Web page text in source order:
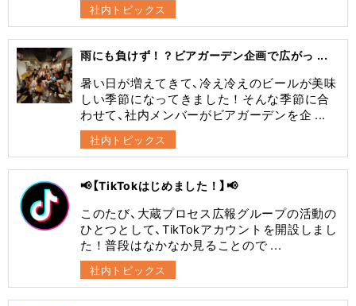
社内トピックス
雨にも負けず！？ビアガーデン企画で広がっ ...
暑い日が増えてきて、冷え冷えのビールが美味
しい季節になってきました！そんな季節に合
わせて、社内メンバーがビアガーデンを企 ...
社内トピックス
📢【TikTokはじめました！】📢
このたび、大蔵プロセス広報グループの活動の
ひとつとして、TikTokアカウントを開設しまし
た！普段はなかなか見ることので ...
社内トピックス